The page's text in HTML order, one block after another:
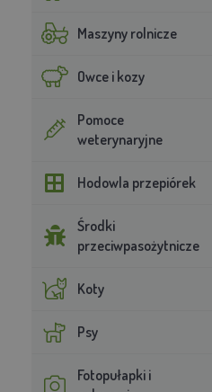
Maszyny rolnicze
Owce i kozy
Pomoce
weterynaryjne
Hodowla przepiórek
Środki
przeciwpasożytnicze
Koty
Psy
Fotopułapki i